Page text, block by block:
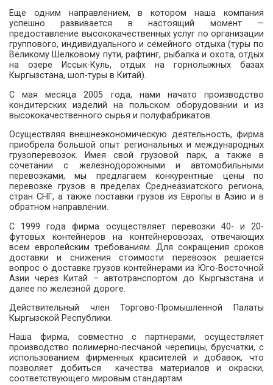
Еще одним направлением, в котором наша компания
успешно развивается в настоящий момент —
предоставление высококачественных услуг по организации
группового, индивидуального и семейного отдыха (туры по
Великому Шелковому пути, рафтинг, рыбалка и охота, отдых
на озере Иссык-Куль, отдых на горнолыжных базах
Кыргызстана, шоп-туры в Китай).
С мая месяца 2005 года, нами начато производство
кондитерских изделий на польском оборудовании и из
высококачественного сырья и полуфабрикатов.
Осуществляя внешнеэкономическую деятельность, фирма
приобрела большой опыт региональных и международных
грузоперевозок. Имея свой грузовой парк, а также в
сочетании с железнодорожными и автомобильными
перевозками, мы предлагаем конкурентные цены по
перевозке грузов в пределах Среднеазиатского региона,
стран СНГ, а также поставки грузов из Европы в Азию и в
обратном направлении.
С 1999 года фирма осуществляет перевозки 40- и 20-
футовых контейнеров на контейнеровозах, отвечающих
всем европейским требованиям. Для сокращения сроков
доставки и снижения стоимости перевозок решается
вопрос о доставке грузов контейнерами из Юго-Восточной
Азии через Китай – автотранспортом до Кыргызстана и
далее по железной дороге.
Действительный член Торгово-Промышленной Палаты
Кыргызской Республики.
Наша фирма, совместно с партнерами, осуществляет
производство полимерно-песчаной черепицы, брусчатки, с
использованием фирменных красителей и добавок, что
позволяет добиться качества материалов и окраски,
соответствующего мировым стандартам.